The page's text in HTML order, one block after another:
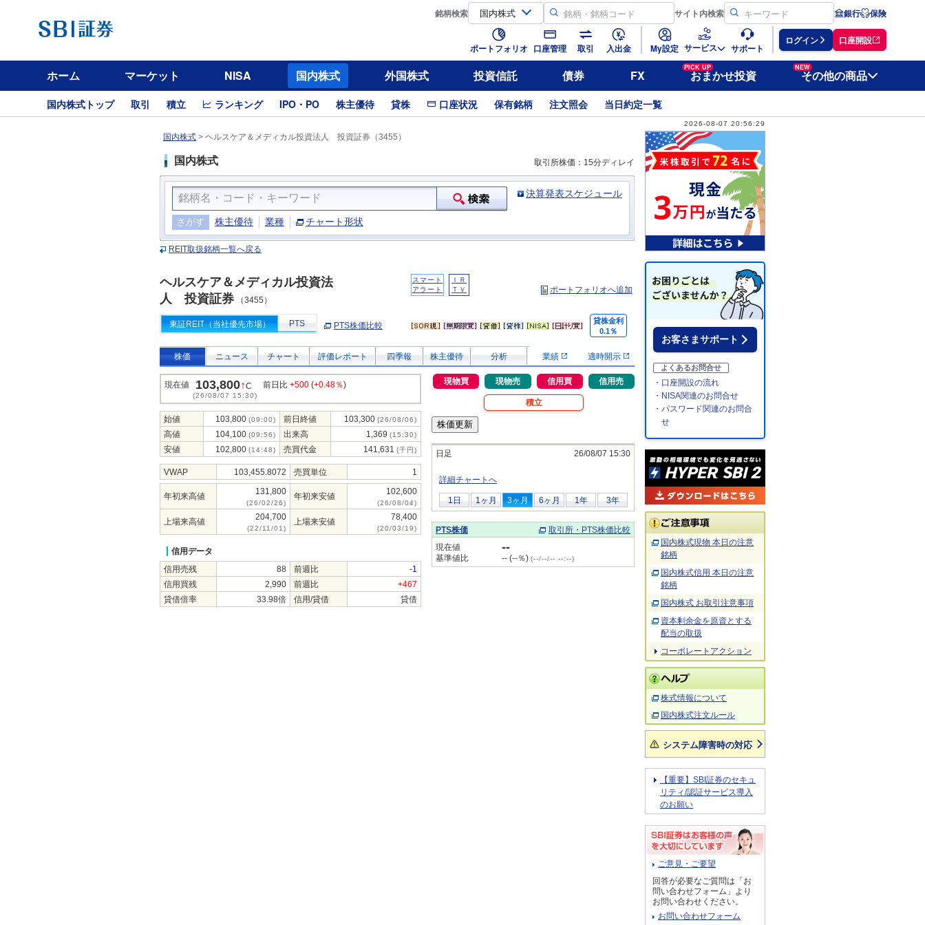
銘柄検索 サイト内検索 銀行 保険
ポートフォリオ 口座管理 取引 入出金 My設定 サービス サポート
ログイン 口座開設
ホーム マーケット NISA 国内株式 外国株式 投資信託 債券 FX
PICK UP
おまかせ投資
NEW
その他の商品
国内株式トップ 取引 積立 ランキング IPO・PO 株主優待 貸株 口座状況 保有銘柄 注文照会 当日約定一覧
2026-08-07 20:56:29
国内株式 > ヘルスケア＆メディカル投資法人 投資証券（3455）
国内株式 取引所株価：15分ディレイ
決算発表スケジュール
さがす 株主優待 業種 チャート形状
REIT取扱銘柄一覧へ戻る
ヘルスケア＆メディカル投資法
人 投資証券 （3455）
スマート
アラート
ＩＲ
ＴＶ
ポートフォリオへ追加
東証REIT（当社優先市場） PTS PTS株価比較
貸株金利
0.1％
株価 ニュース チャート 評価レポート 四季報 株主優待 分析 業績 適時開示
現在値 103,800↑C
(26/08/07 15:30)
前日比 +500 (+0.48％)
始値 103,800 (09:00) 前日終値 103,300 (26/08/06)
高値 104,100 (09:56) 出来高 1,369 (15:30)
安値 102,800 (14:48) 売買代金 141,631 (千円)
VWAP 103,455.8072 売買単位 1
年初来高値 131,800
(26/02/26)
年初来安値 102,600
(26/08/04)
上場来高値 204,700
(22/11/01)
上場来安値 78,400
(20/03/19)
信用データ
信用売残
88 前週比
-1
信用買残
2,990 前週比
+467
貸借倍率
33.98倍 信用/貸借 貸借
現物買 現物売 信用買 信用売
積立
日足 26/08/07 15:30
詳細チャートへ
1日 1ヶ月 3ヶ月 6ヶ月 1年 3年
PTS株価
取引所・PTS株価比較
現在値
--
基準値比 -- (--％) (--/--/-- --:--)
お客さまサポート
よくあるお問合せ
・口座開設の流れ
・NISA関連のお問合せ
・パスワード関連のお問合
せ
国内株式現物 本日の注意
銘柄
国内株式信用 本日の注意
銘柄
国内株式 お取引注意事項
資本剰余金を原資とする
配当の取扱
コーポレートアクション
株式情報について
国内株式注文ルール
システム障害時の対応
【重要】SBI証券のセキュ
リティ/認証サービス導入
のお願い
ご意見・ご要望
回答が必要なご質問は「お
問い合わせフォーム」より
お問い合わせください。
お問い合わせフォーム